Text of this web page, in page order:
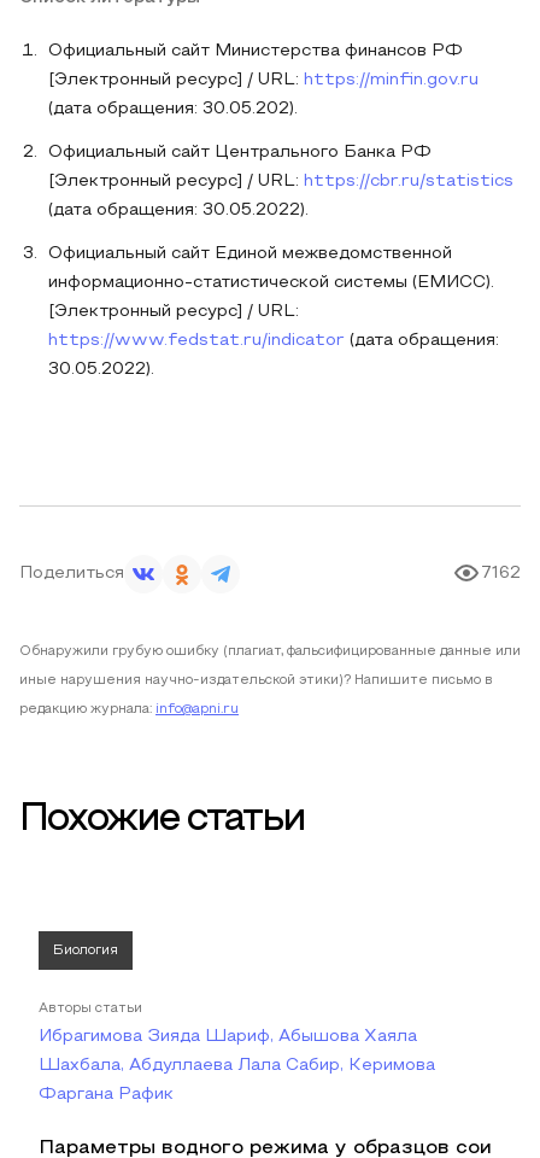
Официальный сайт Министерства финансов РФ
[Электронный ресурс] / URL: https://minfin.gov.ru
(дата обращения: 30.05.202).
Официальный сайт Центрального Банка РФ
[Электронный ресурс] / URL: https://cbr.ru/statistics
(дата обращения: 30.05.2022).
Официальный сайт Единой межведомственной
информационно-статистической системы (ЕМИСС).
[Электронный ресурс] / URL:
https://www.fedstat.ru/indicator (дата обращения:
30.05.2022).
Поделиться 7162
Обнаружили грубую ошибку (плагиат, фальсифицированные данные или
иные нарушения научно-издательской этики)? Напишите письмо в
редакцию журнала: info@apni.ru
Похожие статьи
Биология
Авторы статьи
Ибрагимова Зияда Шариф, Абышова Хаяла
Шахбала, Абдуллаева Лала Cабир, Керимова
Фаргана Рафик
Параметры водного режима у образцов сои